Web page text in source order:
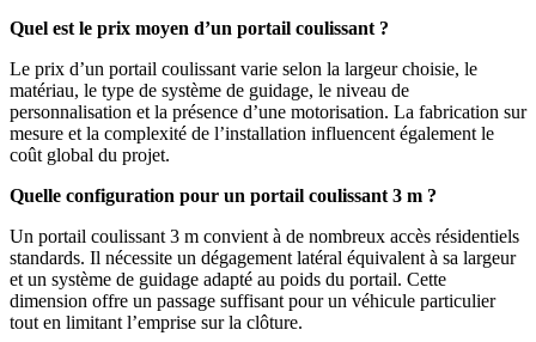
Quel est le prix moyen d’un portail coulissant ?
Le prix d’un portail coulissant varie selon la largeur choisie, le
matériau, le type de système de guidage, le niveau de
personnalisation et la présence d’une motorisation. La fabrication sur
mesure et la complexité de l’installation influencent également le
coût global du projet.
Quelle configuration pour un portail coulissant 3 m ?
Un portail coulissant 3 m convient à de nombreux accès résidentiels
standards. Il nécessite un dégagement latéral équivalent à sa largeur
et un système de guidage adapté au poids du portail. Cette
dimension offre un passage suffisant pour un véhicule particulier
tout en limitant l’emprise sur la clôture.